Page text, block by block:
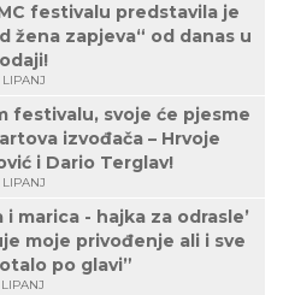
festivalu predstavila je
žena zapjeva“ od danas u
LIPANJ
festivalu, svoje će pjesme
izvođača – Hrvoje
i Dario Terglav!
LIPANJ
i marica - hajka za odrasle’
moje privođenje ali i sve
po glavi”